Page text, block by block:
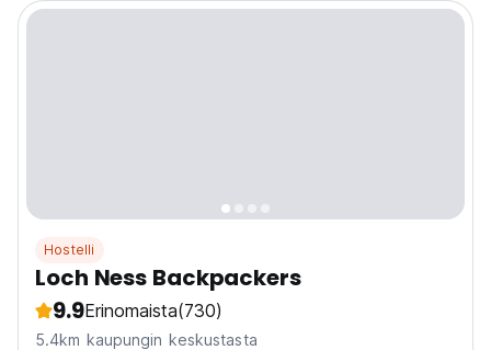
Hostelli
Loch Ness Backpackers
9.9Erinomaista(730)
5.4km kaupungin keskustasta